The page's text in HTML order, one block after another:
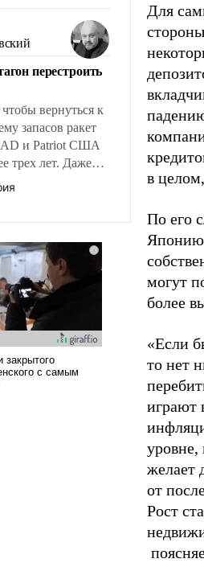
поднимет
перестроить
вернуться к
запасов ракет
и Patriot США
трех лет. Даже
с Ираном
например, перед
Для
в
По его
Японию
могут
более
«Если
то нет
играют
желает
от
Рост